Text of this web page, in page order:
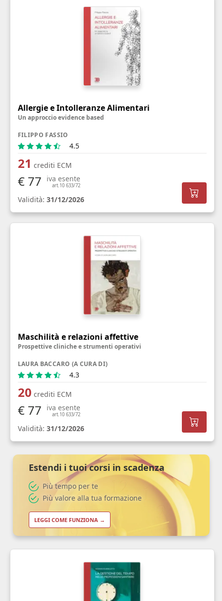
Allergie e Intolleranze Alimentari
Un approccio evidence based
FILIPPO FASSIO
4.5
21 crediti ECM
€ 77 iva esente
art.10 633/72
Validità: 31/12/2026
Maschilità e relazioni affettive
Prospettive cliniche e strumenti operativi
LAURA BACCARO (A CURA DI)
4.3
20 crediti ECM
€ 77 iva esente
art.10 633/72
Validità: 31/12/2026
Estendi i tuoi corsi in scadenza
Più tempo per te
Più valore alla tua formazione
LEGGI COME FUNZIONA →